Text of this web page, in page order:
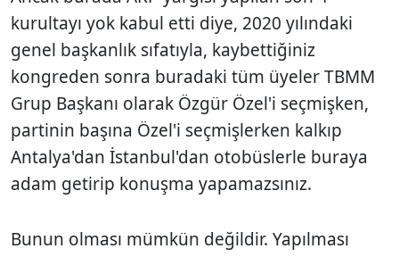
kurultayı yok kabul etti diye, 2020 yılındaki
genel başkanlık sıfatıyla, kaybettiğiniz
kongreden sonra buradaki tüm üyeler TBMM
Grup Başkanı olarak Özgür Özel'i seçmişken,
partinin başına Özel'i seçmişlerken kalkıp
Antalya'dan İstanbul'dan otobüslerle buraya
adam getirip konuşma yapamazsınız.
Bunun olması mümkün değildir. Yapılması